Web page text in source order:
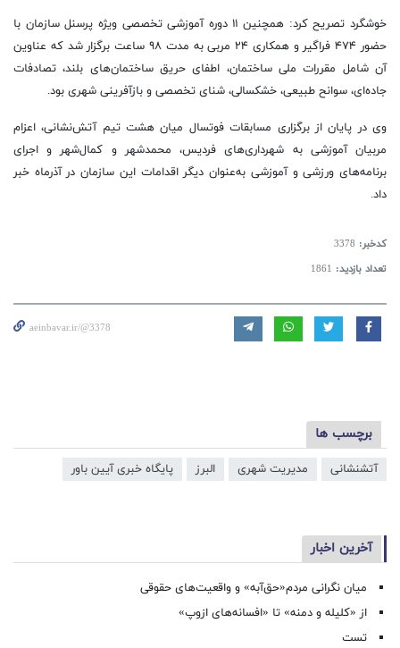
خوشگرد تصریح کرد: همچنین ۱۱ دوره آموزشی تخصصی ویژه پرسنل سازمان با
حضور ۴۷۴ فراگیر و همکاری ۲۴ مربی به مدت ۹۸ ساعت برگزار شد که عناوین
آن شامل مقررات ملی ساختمان، اطفای حریق ساختمان‌های بلند، تصادفات
جاده‌ای، سوانح طبیعی، خشکسالی، شنای تخصصی و بازآفرینی شهری بود.
وی در پایان از برگزاری مسابقات فوتسال میان هشت تیم آتش‌نشانی، اعزام
مربیان آموزشی به شهرداری‌های فردیس، محمدشهر و کمال‌شهر و اجرای
برنامه‌های ورزشی و آموزشی به‌عنوان دیگر اقدامات این سازمان در آذرماه خبر
داد.
کدخبر: 3378
تعداد بازدید: 1861
aeinbavar.ir/@3378
برچسب ها
آتشنشانی مدیریت شهری البرز پایگاه خبری آیین باور
آخرین اخبار
میان نگرانی مردم«حق‌آبه» و واقعیت‌های حقوقی
از «کلیله و دمنه» تا «افسانه‌های ازوپ»
تست